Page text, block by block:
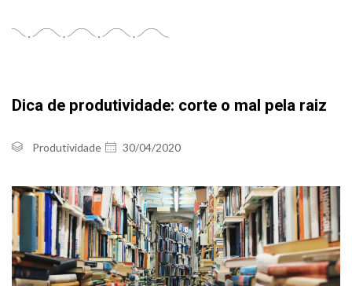
Dica de produtividade: corte o mal pela raiz
Produtividade 30/04/2020